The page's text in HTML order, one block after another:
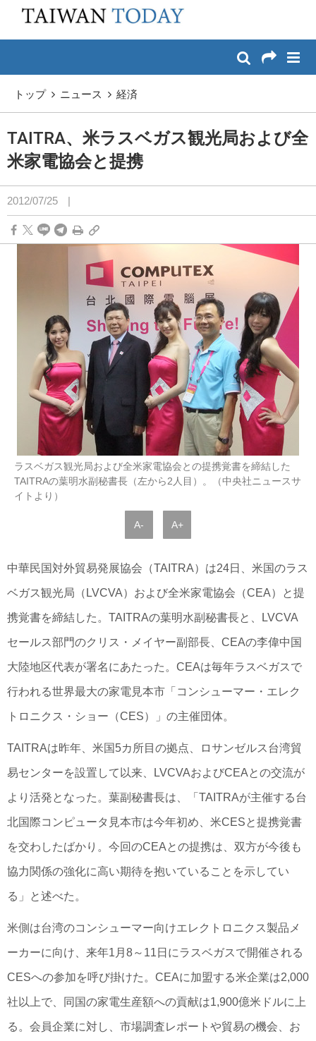
メイン コンテンツへスキップ
トップ ニュース 経済
TAITRA、米ラスベガス観光局および全
米家電協会と提携
2012/07/25 |
ラスベガス観光局および全米家電協会との提携覚書を締結した
TAITRAの葉明水副秘書長（左から2人目）。（中央社ニュースサ
イトより）
A- A+
中華民国対外貿易発展協会（TAITRA）は24日、米国のラス
ベガス観光局（LVCVA）および全米家電協会（CEA）と提
携覚書を締結した。TAITRAの葉明水副秘書長と、LVCVA
セールス部門のクリス・メイヤー副部長、CEAの李偉中国
大陸地区代表が署名にあたった。CEAは毎年ラスベガスで
行われる世界最大の家電見本市「コンシューマー・エレク
トロニクス・ショー（CES）」の主催団体。
TAITRAは昨年、米国5カ所目の拠点、ロサンゼルス台湾貿
易センターを設置して以来、LVCVAおよびCEAとの交流が
より活発となった。葉副秘書長は、「TAITRAが主催する台
北国際コンピュータ見本市は今年初め、米CESと提携覚書
を交わしたばかり。今回のCEAとの提携は、双方が今後も
協力関係の強化に高い期待を抱いていることを示してい
る」と述べた。
米側は台湾のコンシューマー向けエレクトロニクス製品メ
ーカーに向け、来年1月8～11日にラスベガスで開催される
CESへの参加を呼び掛けた。CEAに加盟する米企業は2,000
社以上で、同国の家電生産額への貢献は1,900億米ドルに上
る。会員企業に対し、市場調査レポートや貿易の機会、お